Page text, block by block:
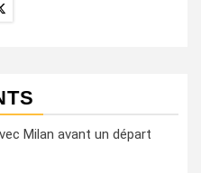
Milan avant un départ